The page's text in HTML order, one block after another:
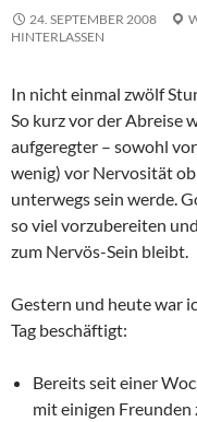
24. SEPTEMBER 2008
HINTERLASSEN
In nicht einmal zwölf
So kurz vor der Abreise
aufgeregter – sowohl
wenig) vor Nervosität
unterwegs sein werde.
so viel vorzubereiten
zum Nervös-Sein bleibt.
Gestern und heute war
Tag beschäftigt:
Bereits seit einer
mit einigen